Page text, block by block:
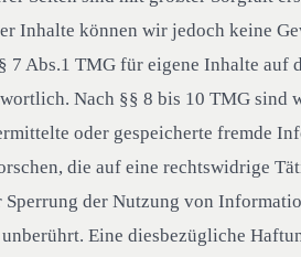
Inhalte können wir jedoch keine
7 Abs.1 TMG für eigene Inhalte auf
Nach §§ 8 bis 10 TMG sind
oder gespeicherte fremde
die auf eine rechtswidrige
der Nutzung von
Eine diesbezügliche